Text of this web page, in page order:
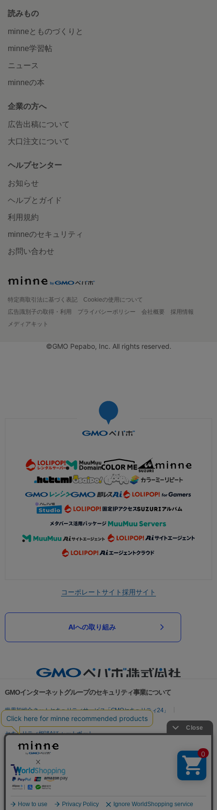
読みもの
minneとものづくりと
minne学習帖
ニュース
minneの本
企業の方へ
広告出稿について
大口注文について
ヘルプセンター
お知らせ
ヘルプとガイド
利用規約
minneのセキュリティ
お問い合わせ
特定商取引法に基づく表記
Cookieの使用について
広告識別子の取得・利用
プライバシーポリシー 会社概要
採用情報
メディアキット
©GMO Pepabo, Inc. All rights reserved.
コーポレートサイト採用サイト
AIへの取り組み
GMOインターネットグループのセキュリティ事業について
世界初総合ネットセキュリティサービス「GMOセキュリティ24」
パスワード漏洩診断
Webサイトリスク診断
セキュリティ相談AIチャットボット
実在証明・盗聴対策
サイバー攻撃対策（GMO Flatt Security）
セキュリティ事業の軌跡